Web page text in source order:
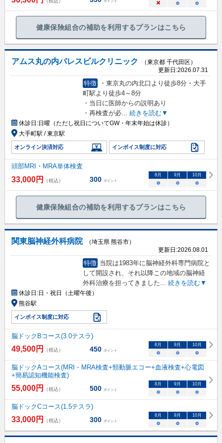
ポイント × ○ ○
健康保険組合の補助を利用するプランはこちら
アムス丸の内パレスビルクリニック
（東京都 千代田区）
更新日:2026.07.31
特徴
・東京丸の内北口より徒歩8分・大手
町駅より徒歩4～8分
・当日に医師からの説明あり
・再検査が必... 続きを読む▼
休診日:日曜（ただし祝日についてGW・年末年始は休診）
大手町駅 / 東京駅
オンライン決済対応 インボイス制度に対応
頭部MRI・MRA単体検査
33,000円 （税込） 300 ポイント
8月 9月 10月
○ ○ ○
健康保険組合の補助を利用するプランはこちら
関東脳神経外科病院
（埼玉県 熊谷市）
更新日:2026.08.01
特徴 当院は1983年に脳神経外科専門病院と
して開設され、それ以降この地域の脳神経
外科治療を担ってきました
続きを読む▼
休診日:日・祝日（土曜午後）
熊谷駅
インボイス制度に対応
脳ドックBコース(3.0テスラ)
49,500円 （税込） 450 ポイント
8 月 9 月 10月
○ ○ ○
脳ドックAコース(MRI・MRA検査+頸動脈エコー+血液検査+心電図
+簡易認知機能検査)
55,000円 （税込） 500 ポイント
8 月 9 月 10月
○ ○ ○
脳ドックCコース(1.5テスラ)
33,000円 （税込） 300 ポイント
8 月 9 月 10月
○ ○ ○